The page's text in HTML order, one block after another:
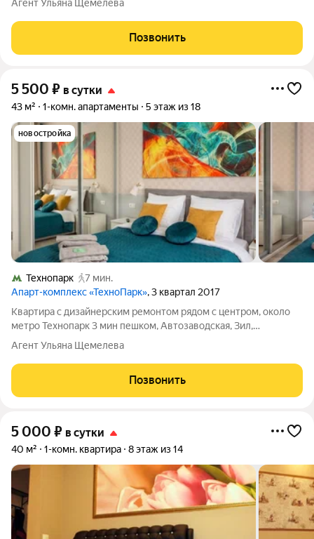
Бесконтактное заселение 24/7 После бронирования мы
отправим подробную инструкцию
Агент Ульяна Щемелева
Позвонить
5 500 ₽ в сутки
43 м² 1-комн. апартаменты 5 этаж из 18
новостройка
Технопарк
7 мин.
Апарт-комплекс «ТехноПарк», 3 квартал 2017
Квартира с дизайнерским ремонтом рядом с центром, около
метро Технопарк 3 мин пешком, Автозаводская, Зил,
Павелецкая и от ОСТРОВА МЕЧТЫ! Для наших гостей, есть
парковка возле дома за шлагбаумом. Предоставляем
отчетные документы по запросу. У нас как
Агент Ульяна Щемелева
Позвонить
5 000 ₽ в сутки
40 м² 1-комн. квартира 8 этаж из 14